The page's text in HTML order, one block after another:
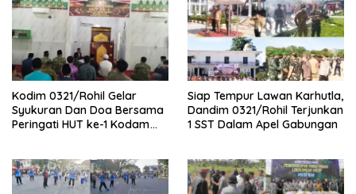
Kodim 0321/Rohil Gelar
Syukuran Dan Doa Bersama
Peringati HUT ke-1 Kodam
Siap Tempur Lawan Karhutla,
Dandim 0321/Rohil Terjunkan
1 SST Dalam Apel Gabungan